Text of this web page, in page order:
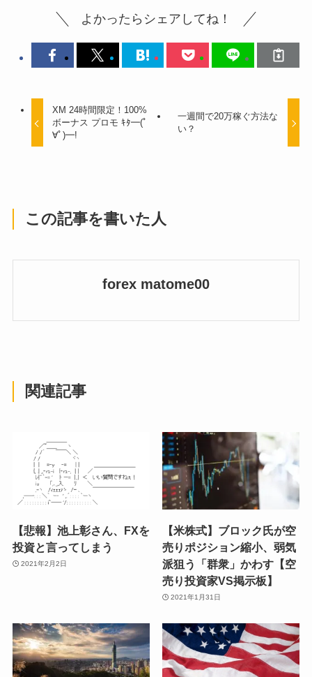
よかったらシェアしてね！
XM 24時間限定！100%
ボーナス プロモ ｷﾀ━(ﾟ
∀ﾟ)━!
一週間で20万稼ぐ方法な
い？
この記事を書いた人
forex matome00
関連記事
【悲報】池上彰さん、FXを
投資と言ってしまう
2021年2月2日
【米株式】ブロック氏が空
売りポジション縮小、弱気
派狙う「群衆」かわす【空
売り投資家VS掲示板】
2021年1月31日